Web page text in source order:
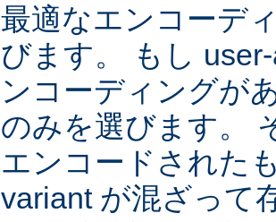
最適なエンコーデ
びます。 もし
ンコーディングが
のみを選びます。
エンコードされた
variant が混ざって